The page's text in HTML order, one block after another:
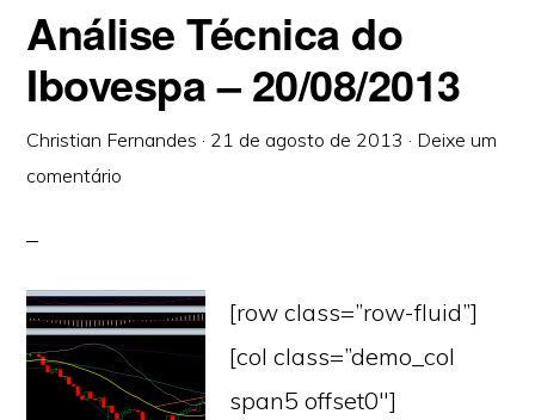
Análise Técnica do
Ibovespa – 20/08/2013
Christian Fernandes · 21 de agosto de 2013 · Deixe um
comentário
[row class=”row-fluid”]
[col class=”demo_col
span5 offset0″]